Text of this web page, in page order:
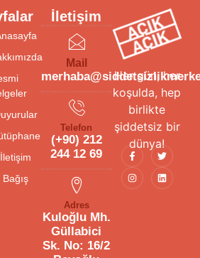
İletişim
Bağış
İletişim
Mail
Telefon
(+90) 212
244 12 69
Adres
Kuloğlu Mh.
Güllabici
Sk. No: 16/2
Her gün, her
koşulda, hep
birlikte
şiddetsiz bir
dünya!